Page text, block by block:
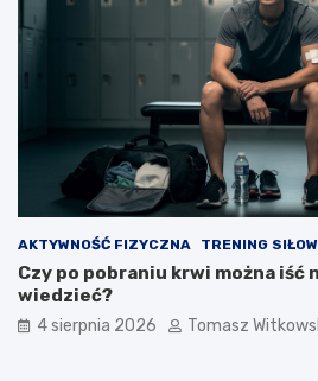
AKTYWNOŚĆ FIZYCZNA TRENING
Czy po pobraniu krwi można iść
wiedzieć?
4 sierpnia 2026 Tomasz